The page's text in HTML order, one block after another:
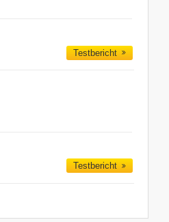
Testbericht
Testbericht